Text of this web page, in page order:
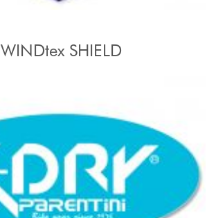
WINDtex SHIELD